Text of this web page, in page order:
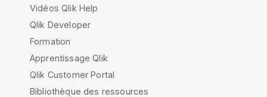
Vidéos Qlik Help
Qlik Developer
Formation
Apprentissage Qlik
Qlik Customer Portal
Bibliothèque des ressources